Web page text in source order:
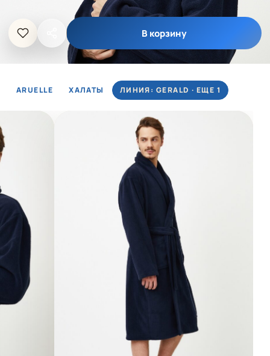
В корзину
ARUELLE ХАЛАТЫ ЛИНИЯ: GERALD · ЕЩЕ 1